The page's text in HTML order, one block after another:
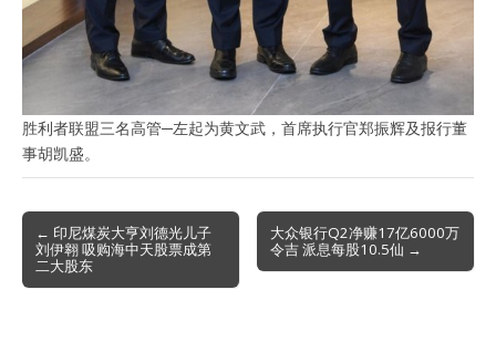
胜利者联盟三名高管─左起为黄文武，首席执行官郑振辉及报行董
事胡凯盛。
Post
navigation
← 印尼煤炭大亨刘德光儿子
刘伊翱 吸购海中天股票成第
二大股东
大众银行Q2净赚17亿6000万
令吉 派息每股10.5仙 →